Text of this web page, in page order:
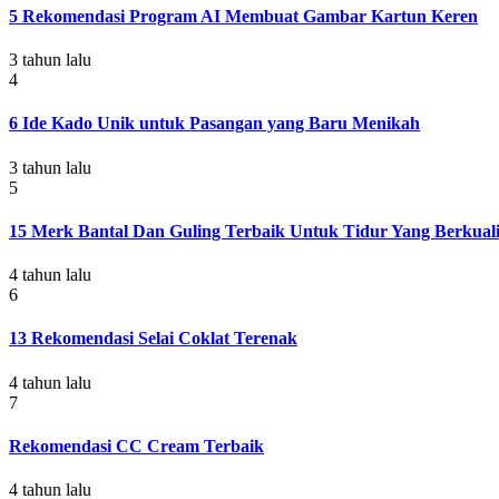
5 Rekomendasi Program AI Membuat Gambar Kartun Keren
3 tahun lalu
4
6 Ide Kado Unik untuk Pasangan yang Baru Menikah
3 tahun lalu
5
15 Merk Bantal Dan Guling Terbaik Untuk Tidur Yang
4 tahun lalu
6
13 Rekomendasi Selai Coklat Terenak
4 tahun lalu
7
Rekomendasi CC Cream Terbaik
4 tahun lalu